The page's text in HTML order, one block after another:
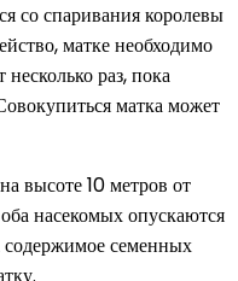
со спаривания королевы
матке необходимо
раз, пока
матка может
высоте 10 метров от
насекомых опускаются
содержимое семенных